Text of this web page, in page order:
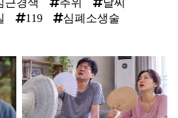
119
심폐소생술